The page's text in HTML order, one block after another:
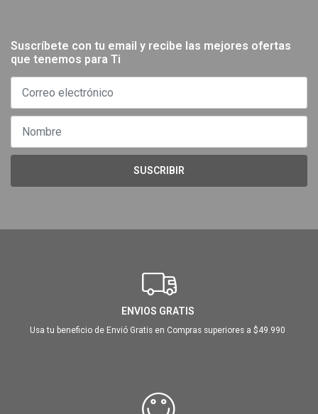
Suscríbete con tu email y recibe las mejores ofertas
que tenemos para Ti
SUSCRIBIR
ENVIOS GRATIS
Usa tu beneficio de Envió Gratis en Compras superiores a $49.990